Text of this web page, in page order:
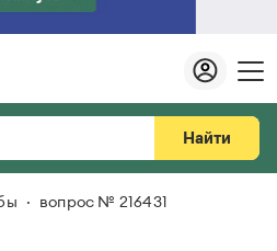
Найти
вопрос № 216431